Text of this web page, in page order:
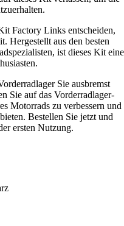
Factory Links entscheiden,
Hergestellt aus den besten
ist dieses Kit eine
Sie ausbremst
Sie auf das Vorderradlager-
Motorrads zu verbessern und
Bestellen Sie jetzt und
ersten Nutzung.